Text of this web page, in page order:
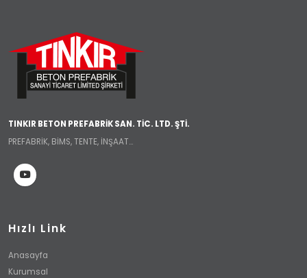
TINKIR BETON PREFABRİK SAN. TİC. LTD. ŞTİ.
PREFABRİK, BİMS, TENTE, İNŞAAT...
Hızlı Link
Anasayfa
Kurumsal